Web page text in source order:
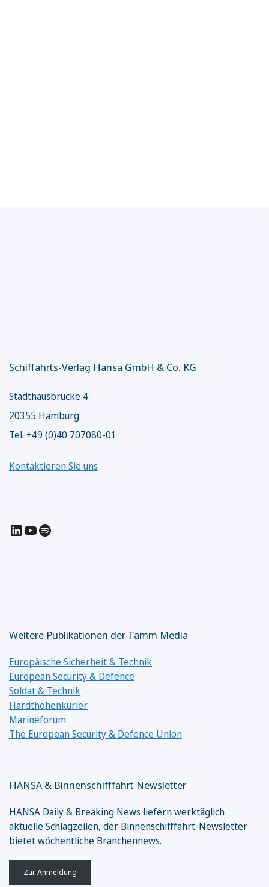
Schiffahrts-Verlag Hansa GmbH & Co. KG
Stadthausbrücke 4
20355 Hamburg
Tel. +49 (0)40 707080-01
Kontaktieren Sie uns
LinkedIn
YouTube
Spotify
Weitere Publikationen der Tamm Media
Europäische Sicherheit & Technik
European Security & Defence
Soldat & Technik
Hardthöhenkurier
Marineforum
The European Security & Defence Union
HANSA & Binnenschifffahrt Newsletter
HANSA Daily & Breaking News liefern werktäglich
aktuelle Schlagzeilen, der Binnenschifffahrt-Newsletter
bietet wöchentliche Branchennews.
Zur Anmeldung